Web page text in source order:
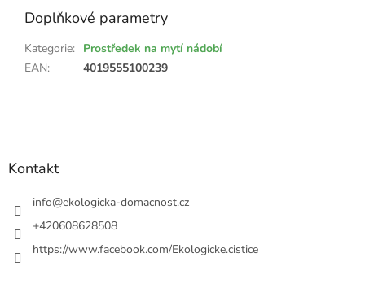
Doplňkové parametry
Kategorie: Prostředek na mytí nádobí
EAN: 4019555100239
Z
Kontakt
info@ekologicka-domacnost.cz
+420608628508
https://www.facebook.com/Ekologicke.cistice